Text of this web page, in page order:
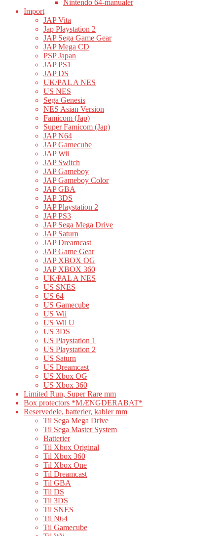
Nintendo 64-manualer
Import
JAP Vita
Jap Playstation 2
JAP Sega Game Gear
JAP Mega CD
PSP Japan
JAP PS1
JAP DS
UK/PAL A NES
US NES
Sega Genesis
NES Asian Version
Famicom (Jap)
Super Famicom (Jap)
JAP N64
JAP Gamecube
JAP Wii
JAP Switch
JAP Gameboy
JAP Gameboy Color
JAP GBA
JAP 3DS
JAP Playstation 2
JAP PS3
JAP Sega Mega Drive
JAP Saturn
JAP Dreamcast
JAP Game Gear
JAP XBOX OG
JAP XBOX 360
UK/PAL A NES
US SNES
US 64
US Gamecube
US Wii
US Wii U
US 3DS
US Playstation 1
US Playstation 2
US Saturn
US Dreamcast
US Xbox OG
US Xbox 360
Limited Run, Super Rare mm
Box protectors *MÆNGDERABAT*
Reservedele, batterier, kabler mm
Til Sega Mega Drive
Til Sega Master System
Batterier
Til Xbox Original
Til Xbox 360
Til Xbox One
Til Dreamcast
Til GBA
Til DS
Til 3DS
Til SNES
Til N64
Til Gamecube